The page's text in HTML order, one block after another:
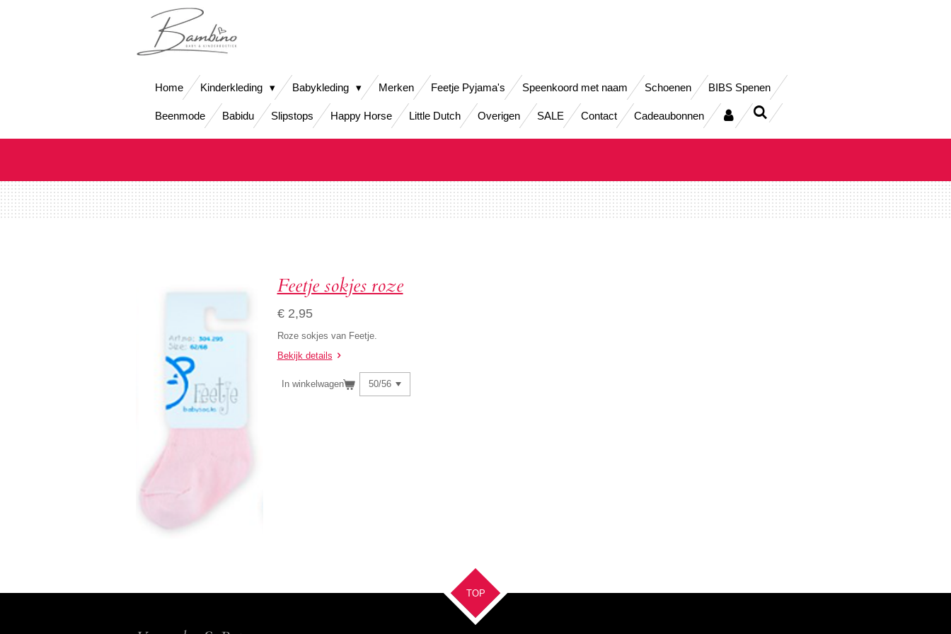
Home Kinderkleding Babykleding Merken Feetje Pyjama's Speenkoord met naam Schoenen BIBS Spenen
Beenmode Babidu Slipstops Happy Horse Little Dutch Overigen SALE Contact Cadeaubonnen
Feetje sokjes roze
€ 2,95
Roze sokjes van Feetje.
Bekijk details
In winkelwagen
TOP